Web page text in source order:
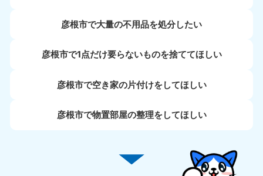
彦根市で大量の不用品を処分したい
彦根市で1点だけ要らないものを捨ててほしい
彦根市で空き家の片付けをしてほしい
彦根市で物置部屋の整理をしてほしい